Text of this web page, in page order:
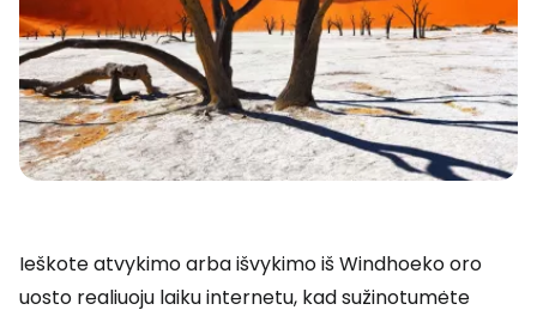
Ieškote atvykimo arba išvykimo iš Windhoeko oro
uosto realiuoju laiku internetu, kad sužinotumėte